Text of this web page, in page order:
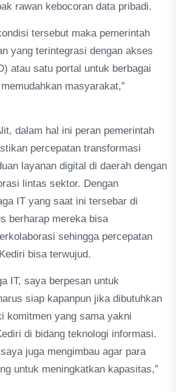
rawan kebocoran data pribadi.
tersebut maka pemerintah
yang terintegrasi dengan akses
atau satu portal untuk berbagai
masyarakat,”
dalam hal ini peran pemerintah
percepatan transformasi
layanan digital di daerah dengan
lintas sektor. Dengan
IT yang saat ini tersebar di
berharap mereka bisa
sehingga percepatan
bisa terwujud.
IT, saya berpesan untuk
siap kapanpun jika dibutuhkan
komitmen yang sama yakni
di bidang teknologi informasi.
juga mengimbau agar para
untuk meningkatkan kapasitas,”